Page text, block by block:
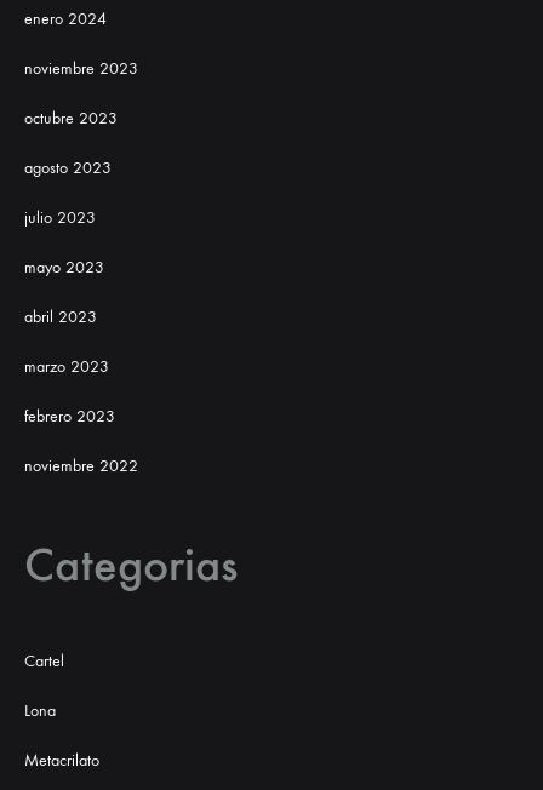
enero 2024
noviembre 2023
octubre 2023
agosto 2023
julio 2023
mayo 2023
abril 2023
marzo 2023
febrero 2023
noviembre 2022
Categorias
Cartel
Lona
Metacrilato